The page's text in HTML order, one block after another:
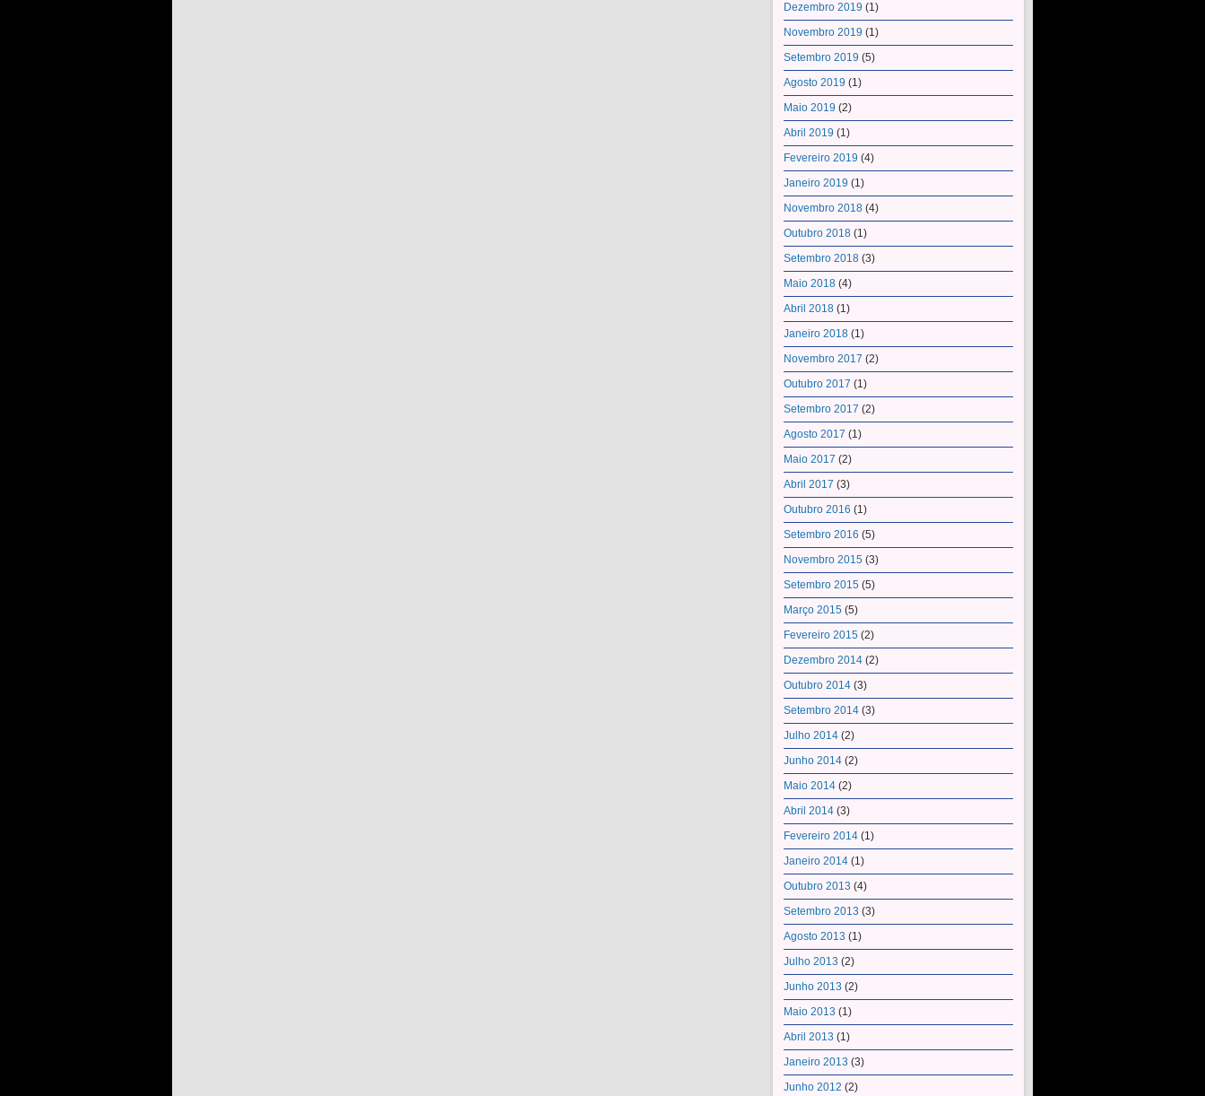
Dezembro 2019 (1)
Novembro 2019 (1)
Setembro 2019 (5)
Agosto 2019 (1)
Maio 2019 (2)
Abril 2019 (1)
Fevereiro 2019 (4)
Janeiro 2019 (1)
Novembro 2018 (4)
Outubro 2018 (1)
Setembro 2018 (3)
Maio 2018 (4)
Abril 2018 (1)
Janeiro 2018 (1)
Novembro 2017 (2)
Outubro 2017 (1)
Setembro 2017 (2)
Agosto 2017 (1)
Maio 2017 (2)
Abril 2017 (3)
Outubro 2016 (1)
Setembro 2016 (5)
Novembro 2015 (3)
Setembro 2015 (5)
Março 2015 (5)
Fevereiro 2015 (2)
Dezembro 2014 (2)
Outubro 2014 (3)
Setembro 2014 (3)
Julho 2014 (2)
Junho 2014 (2)
Maio 2014 (2)
Abril 2014 (3)
Fevereiro 2014 (1)
Janeiro 2014 (1)
Outubro 2013 (4)
Setembro 2013 (3)
Agosto 2013 (1)
Julho 2013 (2)
Junho 2013 (2)
Maio 2013 (1)
Abril 2013 (1)
Janeiro 2013 (3)
Junho 2012 (2)